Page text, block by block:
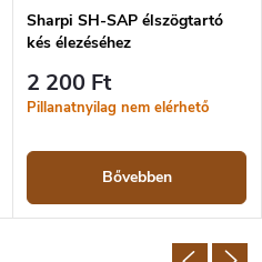
Sharpi SH-SAP élszögtartó
kés élezéséhez
2 200 Ft
Pillanatnyilag nem elérhető
Bővebben